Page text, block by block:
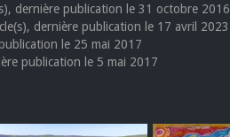
dernière publication le 31 octobre 2016
dernière publication le 17 avril 2023
le 25 mai 2017
publication le 5 mai 2017